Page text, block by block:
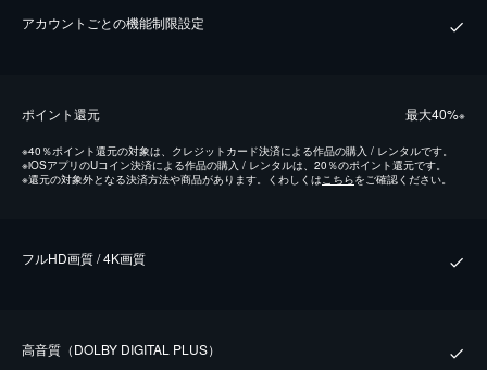
アカウントごとの機能制限設定
ポイント還元 最⼤40%※
※40％ポイント還元の対象は、クレジットカード決済による作品の購入 / レンタルです。
※iOSアプリのUコイン決済による作品の購入 / レンタルは、20％のポイント還元です。
※還元の対象外となる決済方法や商品があります。くわしくはこちらをご確認ください。
フルHD画質 / 4K画質
⾼⾳質（DOLBY DIGITAL PLUS）